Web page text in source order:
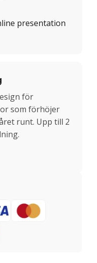
presentation
för
som förhöjer
runt. Upp till 2